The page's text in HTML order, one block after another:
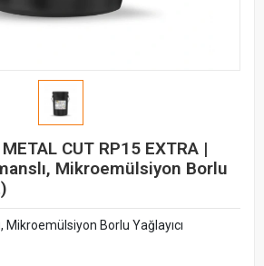
CUT RP15 EXTRA |
Mikroemülsiyon Borlu
Borlu Yağlayıcı